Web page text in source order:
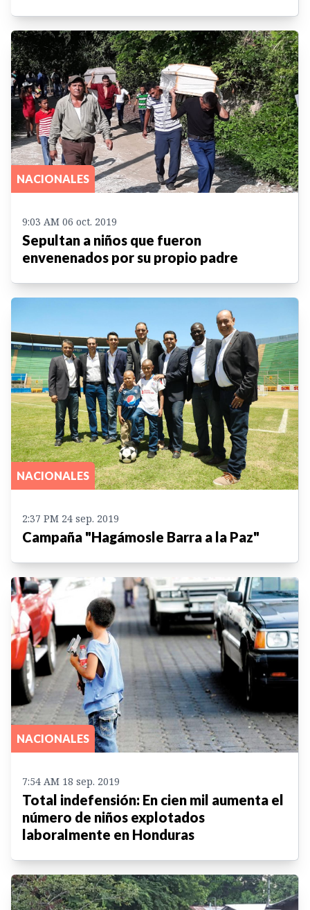
NACIONALES
9:03 AM 06 oct. 2019
Sepultan a niños que fueron
envenenados por su propio padre
NACIONALES
2:37 PM 24 sep. 2019
Campaña "Hagámosle Barra a la Paz"
NACIONALES
7:54 AM 18 sep. 2019
Total indefensión: En cien mil aumenta el
número de niños explotados
laboralmente en Honduras